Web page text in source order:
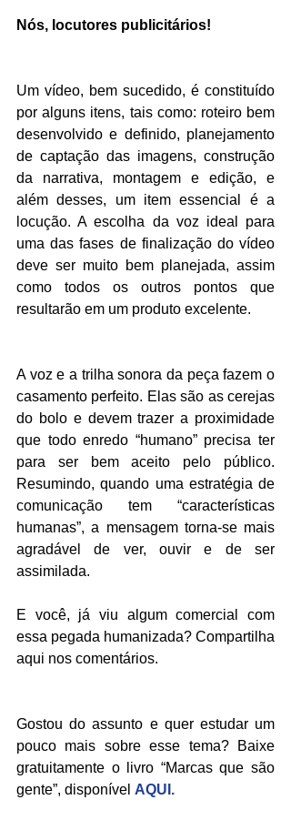
Nós, locutores publicitários!
Um vídeo, bem sucedido, é constituído
por alguns itens, tais como: roteiro bem
desenvolvido e definido, planejamento
de captação das imagens, construção
da narrativa, montagem e edição, e
além desses, um item essencial é a
locução. A escolha da voz ideal para
uma das fases de finalização do vídeo
deve ser muito bem planejada, assim
como todos os outros pontos que
resultarão em um produto excelente.
A voz e a trilha sonora da peça fazem o
casamento perfeito. Elas são as cerejas
do bolo e devem trazer a proximidade
que todo enredo “humano” precisa ter
para ser bem aceito pelo público.
Resumindo, quando uma estratégia de
comunicação tem “características
humanas”, a mensagem torna-se mais
agradável de ver, ouvir e de ser
assimilada.
E você, já viu algum comercial com
essa pegada humanizada? Compartilha
aqui nos comentários.
Gostou do assunto e quer estudar um
pouco mais sobre esse tema? Baixe
gratuitamente o livro “Marcas que são
gente”, disponível AQUI.